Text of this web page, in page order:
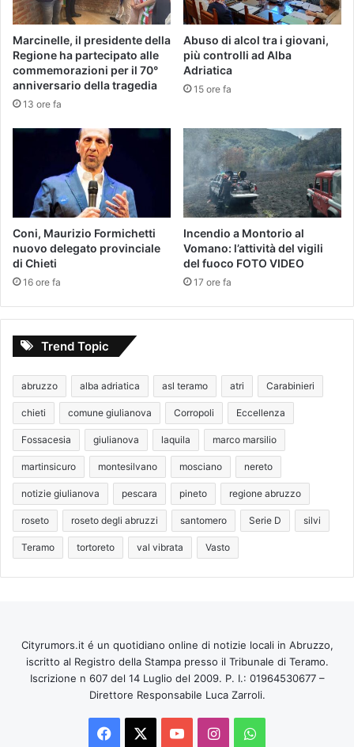
Marcinelle, il presidente della
Regione ha partecipato alle
commemorazioni per il 70°
anniversario della tragedia
13 ore fa
Abuso di alcol tra i giovani,
più controlli ad Alba
Adriatica
15 ore fa
Coni, Maurizio Formichetti
nuovo delegato provinciale
di Chieti
16 ore fa
Incendio a Montorio al
Vomano: l’attività del vigili
del fuoco FOTO VIDEO
17 ore fa
Trend Topic
abruzzo alba adriatica asl teramo atri Carabinieri
chieti comune giulianova Corropoli Eccellenza
Fossacesia giulianova laquila marco marsilio
martinsicuro montesilvano mosciano nereto
notizie giulianova pescara pineto regione abruzzo
roseto roseto degli abruzzi santomero Serie D silvi
Teramo tortoreto val vibrata Vasto
Cityrumors.it é un quotidiano online di notizie locali in Abruzzo,
iscritto al Registro della Stampa presso il Tribunale di Teramo.
Iscrizione n 607 del 14 Luglio del 2009. P. I.: 01964530677 –
Direttore Responsabile Luca Zarroli.
Facebook You InstagramWhatsApp